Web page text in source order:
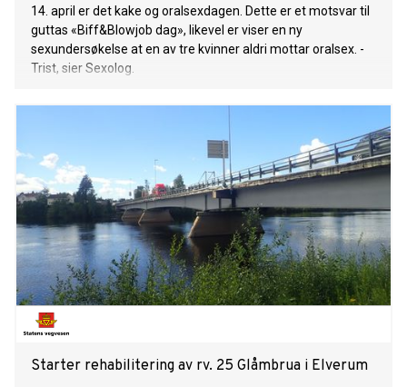
14. april er det kake og oralsexdagen. Dette er et motsvar til
guttas «Biff&Blowjob dag», likevel er viser en ny
sexundersøkelse at en av tre kvinner aldri mottar oralsex. -
Trist, sier Sexolog.
Starter rehabilitering av rv. 25 Glåmbrua i Elverum